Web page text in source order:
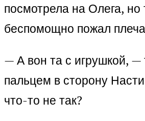
посмотрела на Олега, но
беспомощно пожал
— А вон та с игрушкой, —
пальцем в сторону
что-то не так?